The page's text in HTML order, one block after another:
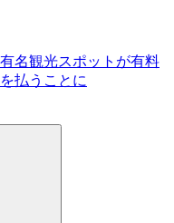
名観光スポットが有料
払うことに